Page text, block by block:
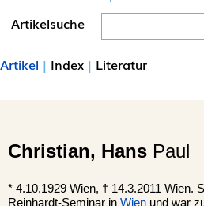
Artikelsuche
Artikel | Index | Literatur
Christian, Hans Paul
* 4.10.1929 Wien, † 14.3.2011 Wien.
Reinhardt-Seminar in Wien und war